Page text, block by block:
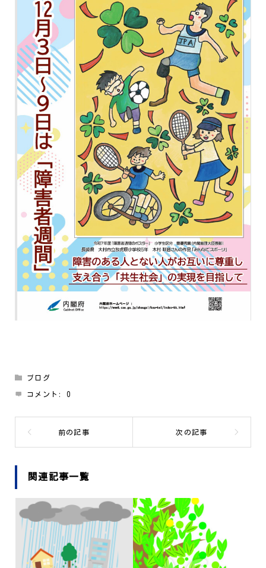
ブログ
コメント:0
関連記事一覧